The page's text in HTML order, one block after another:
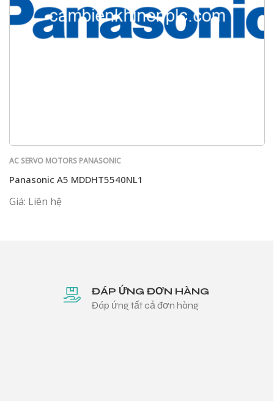
AC SERVO MOTORS PANASONIC
Panasonic A5 MDDHT5540NL1
Giá: Liên hệ
ĐÁP ỨNG ĐƠN HÀNG
Đáp ứng tất cả đơn hàng